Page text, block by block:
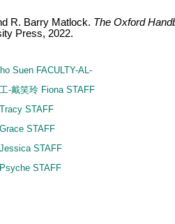
R. Barry Matlock. The Oxford
Press, 2022.
Suen FACULTY-AL-
-戴笑玲 Fiona STAFF
STAFF
STAFF
STAFF
STAFF